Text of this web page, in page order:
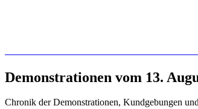
Demonstrationen vom 13.
Chronik der Demonstrationen, Kundgebungen